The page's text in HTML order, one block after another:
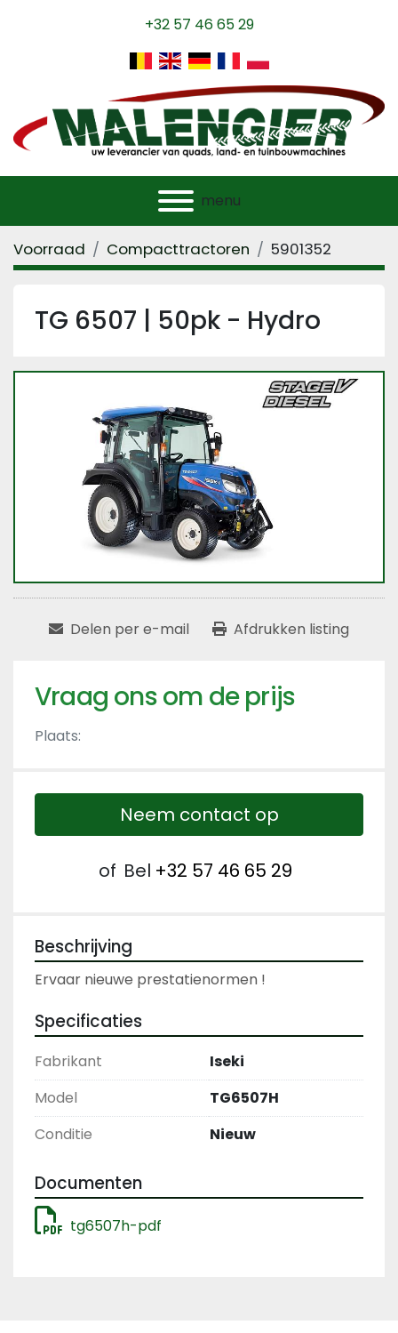
+32 57 46 65 29
menu
Voorraad Compacttractoren 5901352
TG 6507 | 50pk - Hydro
Delen per e-mail Afdrukken listing
Vraag ons om de prijs
Plaats:
Neem contact op
of Bel +32 57 46 65 29
Beschrijving
Ervaar nieuwe prestatienormen !
Specificaties
Fabrikant
Iseki
Model
TG6507H
Conditie
Nieuw
Documenten
tg6507h-pdf